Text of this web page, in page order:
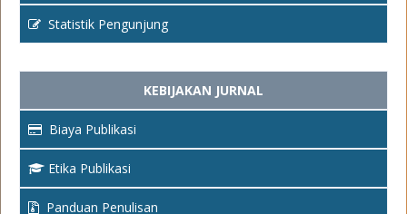
Statistik Pengunjung
KEBIJAKAN JURNAL
Biaya Publikasi
Etika Publikasi
Panduan Penulisan